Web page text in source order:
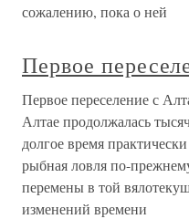
сожалению, пока о ней
Первое
Первое переселение с
Алтае продолжалась
долгое время
рыбная ловля по-
перемены в той
изменений времени